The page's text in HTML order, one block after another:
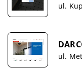
ul.
ul.